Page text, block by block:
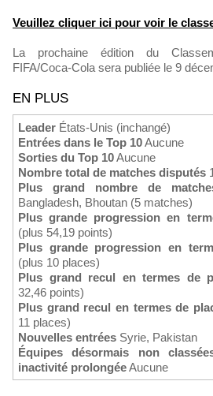
Veuillez cliquer ici pour voir le
La prochaine édition du
FIFA/Coca-Cola sera publiée le 9
EN PLUS
Leader États-Unis (inchangé)
Entrées dans le Top 10Aucune
Sorties du Top 10Aucune
Nombre total de matches disputés
Plus grand nombre de
Bangladesh, Bhoutan (5 matches)
Plus grande progression en
(plus 54,19 points)
Plus grande progression en
(plus 10 places)
Plus grand recul en termes de
32,46 points)
Plus grand recul en termes de
11 places)
Nouvelles entrées Syrie, Pakistan
Équipes désormais non
inactivité prolongéeAucune